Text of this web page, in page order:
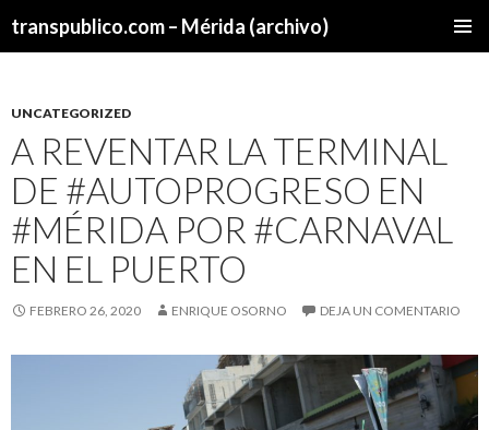
transpublico.com – Mérida (archivo)
UNCATEGORIZED
A REVENTAR LA TERMINAL
DE #AUTOPROGRESO EN
#MÉRIDA POR #CARNAVAL
EN EL PUERTO
FEBRERO 26, 2020 ENRIQUE OSORNO DEJA UN COMENTARIO